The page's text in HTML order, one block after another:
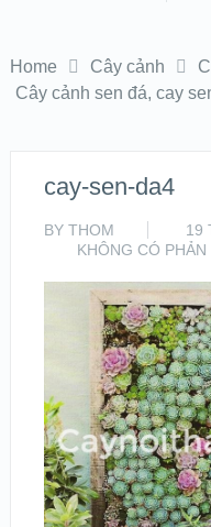
Home Cây cảnh
Cây cảnh sen đá, cay
cay-sen-da4
BY THOM
19
KHÔNG CÓ PHẢN